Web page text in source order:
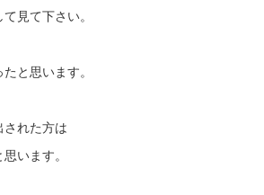
見て下さい。
と思います。
れた方は
います。